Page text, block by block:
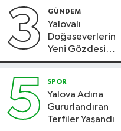
3 GÜNDEM
Yalovalı
Doğaseverlerin
Yeni Gözdesi
Bolu'daki Meyve
5 SPOR
Yalova Adına
Gururlandıran
Terfiler Yaşandı